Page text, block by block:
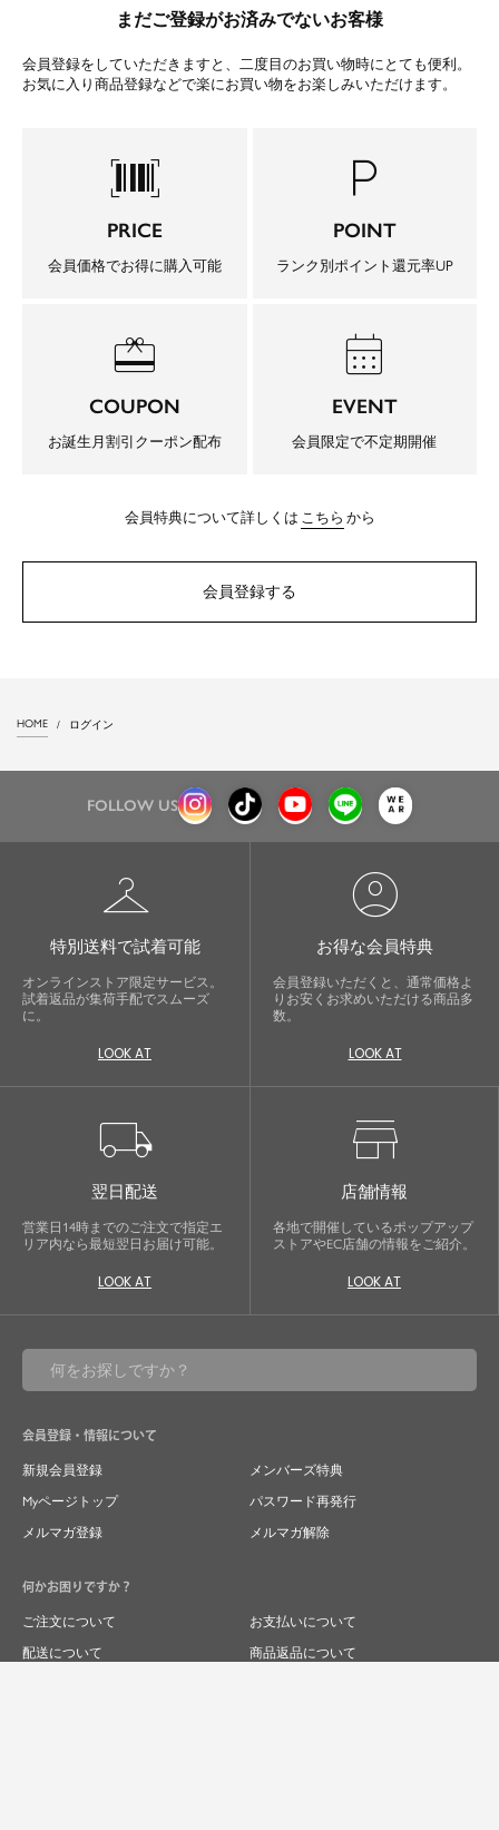
まだご登録がお済みでないお客様
会員登録をしていただきますと、二度目のお買い物時にとても便利。
お気に入り商品登録などで楽にお買い物をお楽しみいただけます。
barcode_scanner
PRICE
会員価格でお得に購入可能
local_parking
POINT
ランク別ポイント還元率UP
redeem
COUPON
お誕生月割引クーポン配布
calendar_month
EVENT
会員限定で不定期開催
会員特典について詳しくは こちら から
会員登録する
HOME ログイン
FOLLOW US
checkroom
特別送料で試着可能
オンラインストア限定サービス。
試着返品が集荷手配でスムーズ
に。
LOOK AT
account_circle
お得な会員特典
会員登録いただくと、通常価格よ
りお安くお求めいただける商品多
数。
LOOK AT
local_shipping
翌日配送
営業日14時までのご注文で指定エ
リア内なら最短翌日お届け可能。
LOOK AT
store
店舗情報
各地で開催しているポップアップ
ストアやEC店舗の情報をご紹介。
LOOK AT
会員登録・情報について
新規会員登録
メンバーズ特典
Myページトップ
パスワード再発行
メルマガ登録
メルマガ解除
何かお困りですか？
ご注文について
お支払いについて
配送について
商品返品について